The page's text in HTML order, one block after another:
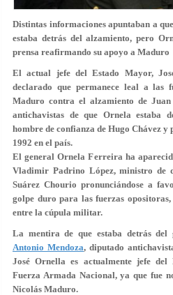
Distintas informaciones apuntaban a
estaba detrás del alzamiento, pero
prensa reafirmando su apoyo a Maduro
El actual jefe del Estado Mayor,
declarado que permanece leal a las
Maduro contra el alzamiento de Juan
antichavistas de que Ornela estaba
hombre de confianza de Hugo Chávez
1992 en el país.
El general Ornela Ferreira ha
Vladimir Padrino López, ministro de
Suárez Chourio pronunciándose a
golpe duro para las fuerzas opositoras,
entre la cúpula militar.
La mentira de que estaba detrás del
Antonio Mendoza, diputado
José Ornella es actualmente jefe del
Fuerza Armada Nacional, ya que fue
Nicolás Maduro.